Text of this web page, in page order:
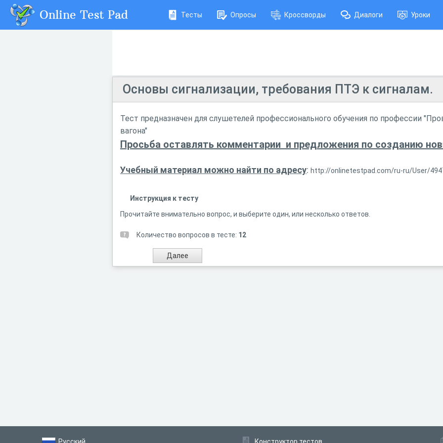
Online Test Pad Тесты Опросы Кроссворды Диалоги Уроки
Основы сигнализации, требования ПТЭ к сигналам.
Тест предназначен для слушетелей профессионального обучения по профессии
вагона"
Просьба оставлять комментарии и предложения по созданию
Учебный материал можно найти по адресу: http://onlinetestpad.com/ru-ru/User/
Инструкция к тесту
Прочитайте внимательно вопрос, и выберите один, или несколько ответов.
Количество вопросов в тесте: 12